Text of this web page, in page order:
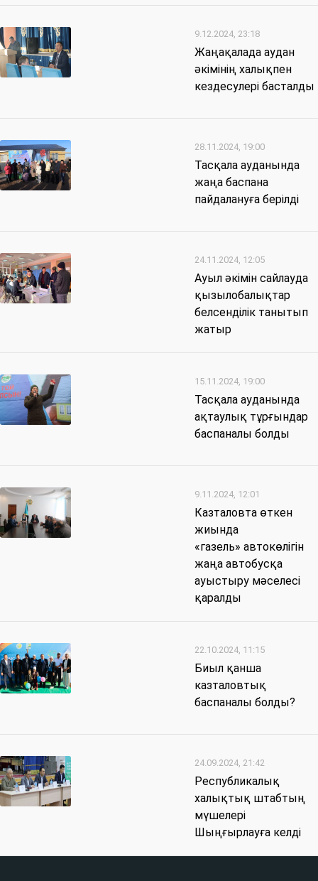
9.12.2024, 23:18
Жаңақалада аудан
әкімінің халықпен
кездесулері басталды
28.11.2024, 19:00
Тасқала ауданында
жаңа баспана
пайдалануға берілді
24.11.2024, 12:05
Ауыл әкімін сайлауда
қызылобалықтар
белсенділік танытып
жатыр
15.11.2024, 19:00
Тасқала ауданында
ақтаулық тұрғындар
баспаналы болды
9.11.2024, 12:01
Казталовта өткен
жиында
«газель» автокөлігін
жаңа автобусқа
ауыстыру мәселесі
қаралды
22.10.2024, 11:15
Биыл қанша
казталовтық
баспаналы болды?
24.09.2024, 21:42
Республикалық
халықтық штабтың
мүшелері
Шыңғырлауға келді